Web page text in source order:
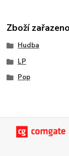
Zboží
Hudba
LP
Pop